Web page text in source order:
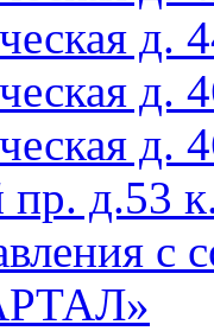
д.
д.
д.
д.53
с